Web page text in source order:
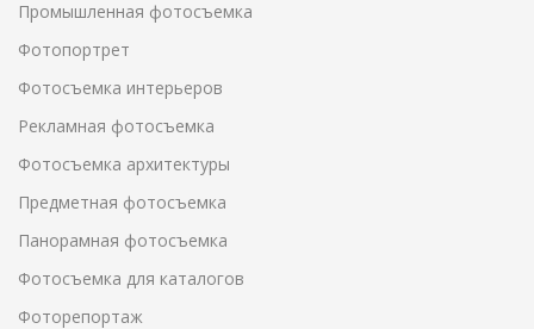
Промышленная фотосъемка
Фотопортрет
Фотосъемка интерьеров
Рекламная фотосъемка
Фотосъемка архитектуры
Предметная фотосъемка
Панорамная фотосъемка
Фотосъемка для каталогов
Фоторепортаж